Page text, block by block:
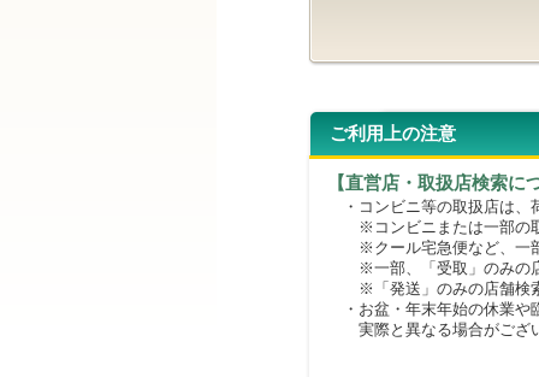
ご利用上の注意
【直営店・取扱店検索に
・コンビニ等の取扱店は、
※コンビニまたは一部の取
※クール宅急便など、一部
※一部、「受取」のみの
※「発送」のみの店舗検
・お盆・年末年始の休業や
実際と異なる場合がござ